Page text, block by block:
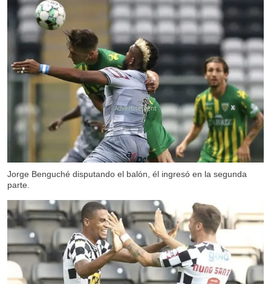
Jorge Benguché disputando el balón, él ingresó en la segunda
parte.
X